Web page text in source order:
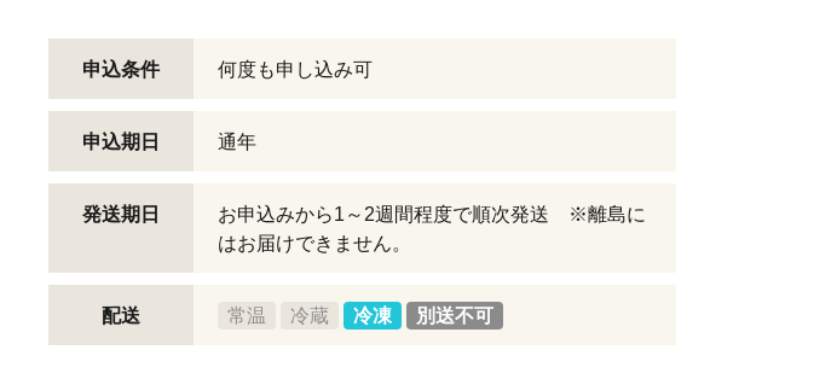
申込条件 何度も申し込み可
申込期日 通年
発送期日
お申込みから1～2週間程度で順次発送 ※離島に
はお届けできません。
配送 常温 冷蔵 冷凍 別送不可